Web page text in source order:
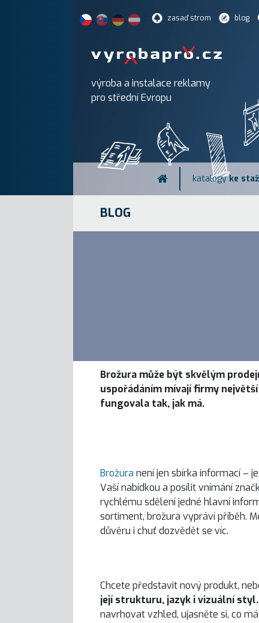
zasaď strom blog
výroba a instalace reklamy
pro střední Evropu
katalogyke
BLOG
Brožura může být skvělým
uspořádáním mívají firmy
fungovala tak, jak má.
Brožura není jen sbírka informací –
Vaší nabídkou a posílit vnímání
rychlému sdělení jedné hlavní
sortiment, brožura vypráví příběh.
důvěru i chuť dozvědět se víc.
Chcete představit nový produkt,
její strukturu, jazyk i vizuální styl.
navrhovat vzhled, ujasněte si, co